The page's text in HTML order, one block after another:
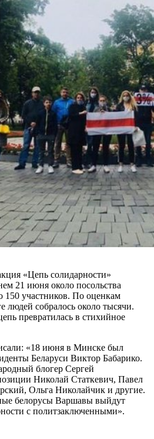
«Цепь солидарности»
21 июня около посольства
150 участников. По оценкам
людей собралось около тысячи.
превратилась в стихийное
«18 июня в Минске был
Беларуси Виктор Бабарико.
блогер Сергей
Николай Статкевич, Павел
Ольга Николайчик и другие.
белорусы Варшавы выйдут
с политзаключенными».